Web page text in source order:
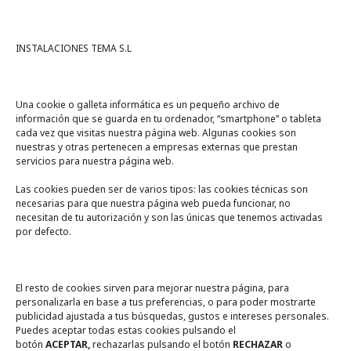
INSTALACIONES TEMA S.L
Una cookie o galleta informática es un pequeño archivo de
información que se guarda en tu ordenador, “smartphone” o tableta
cada vez que visitas nuestra página web. Algunas cookies son
nuestras y otras pertenecen a empresas externas que prestan
servicios para nuestra página web.
Las cookies pueden ser de varios tipos: las cookies técnicas son
necesarias para que nuestra página web pueda funcionar, no
necesitan de tu autorización y son las únicas que tenemos activadas
por defecto.
El resto de cookies sirven para mejorar nuestra página, para
personalizarla en base a tus preferencias, o para poder mostrarte
publicidad ajustada a tus búsquedas, gustos e intereses personales.
Puedes aceptar todas estas cookies pulsando el
botón ACEPTAR,rechazarlas pulsando el botón RECHAZARo
A un click
Tienda online Legal
Política de privacidad